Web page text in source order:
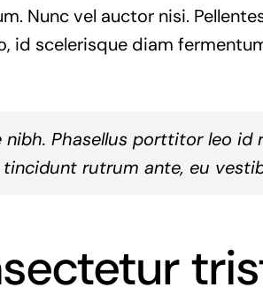
Nunc vel auctor nisi.
id scelerisque diam
Phasellus porttitor leo id
tincidunt rutrum ante, eu